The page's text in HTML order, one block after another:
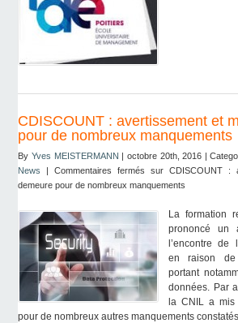
CDISCOUNT : avertissement et
pour de nombreux manquements
ByYves MEISTERMANN | octobre 20th, 2016 |
News
|Commentaires fermés sur CDISCOUNT :
demeure pour de nombreux manquements
La formation
prononcé un
l’encontre de
en raison de
portant
données. Par
la CNIL a
pour de nombreux autres manquements